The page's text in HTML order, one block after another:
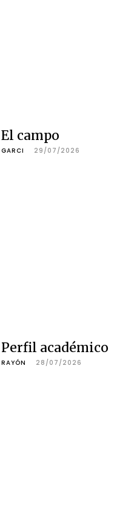
El campo
GARCI 29/07/2026
Perfil académico
RAYÓN 28/07/2026